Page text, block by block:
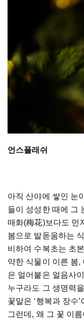
언스플래쉬
아직 산야에 쌓인 눈
들이 성성한 때에 그
매화(梅花)보다도 먼
봄으로 발돋움하는
비하여 수복초는 초
약한 식물이 이른 봄,
은 얼어붙은 얼음사
누구라도 그 생명력
꽃말은 ‘행복과 장수’
그런데, 왜 그 꽃 이